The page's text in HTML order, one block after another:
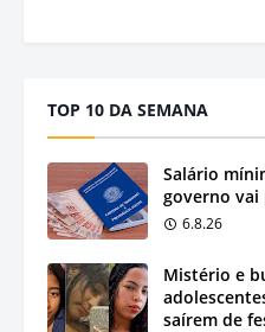
TOP 10 DA SEMANA
Salário
governo vai
6.8.26
Mistério e
saírem de